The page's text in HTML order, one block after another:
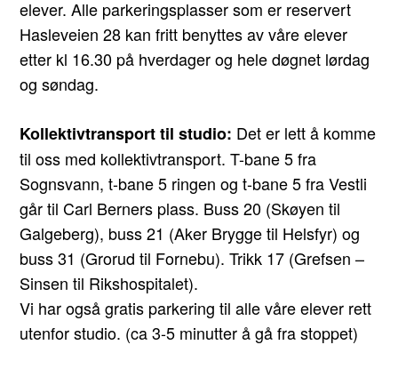
elever. Alle parkeringsplasser som er reservert
Hasleveien 28 kan fritt benyttes av våre elever
etter kl 16.30 på hverdager og hele døgnet lørdag
og søndag.
Kollektivtransport til studio: Det er lett å komme
til oss med kollektivtransport. T-bane 5fra
Sognsvann, t-bane 5 ringen og t-bane 5fra Vestli
går til Carl Berners plass. Buss 20 (Skøyen til
Galgeberg), buss 21 (Aker Brygge til Helsfyr) og
buss 31 (Grorud til Fornebu). Trikk 17 (Grefsen –
Sinsen til Rikshospitalet).
Vi har også gratis parkering til alle våre elever rett
utenfor studio. (ca 3-5 minutter å gå fra stoppet)